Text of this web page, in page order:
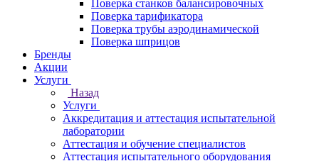
Поверка станков балансировочных
Поверка тарификатора
Поверка трубы аэродинамической
Поверка шприцов
Бренды
Акции
Услуги
Назад
Услуги
Аккредитация и аттестация испытательной
лаборатории
Аттестация и обучение специалистов
Аттестация испытательного оборудования